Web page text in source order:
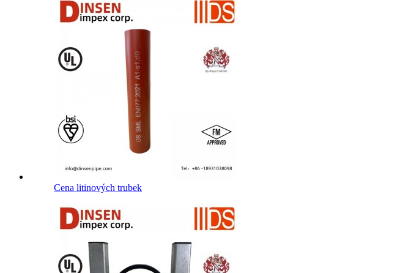
Cena litinových trubek